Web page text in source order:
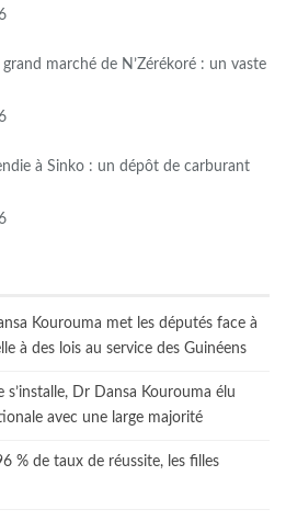
grand marché de N’Zérékoré : un vaste
à Sinko : un dépôt de carburant
Kourouma met les députés face à
à des lois au service des Guinéens
s’installe, Dr Dansa Kourouma élu
avec une large majorité
% de taux de réussite, les filles